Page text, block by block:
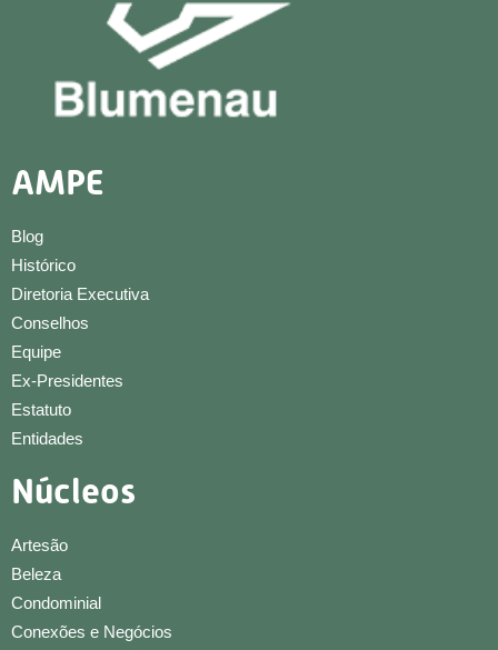
AMPE
Blog
Histórico
Diretoria Executiva
Conselhos
Equipe
Ex-Presidentes
Estatuto
Entidades
Núcleos
Artesão
Beleza
Condominial
Conexões e Negócios